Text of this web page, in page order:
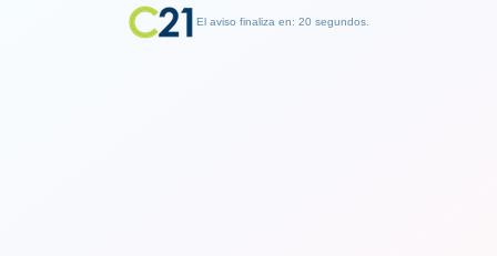
El aviso finaliza en: 19 segundos.